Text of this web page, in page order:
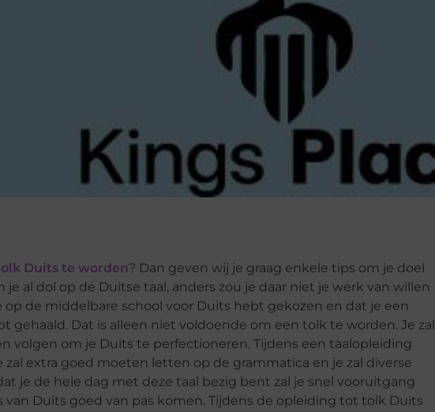
Duits te worden? Dan geven wij je graag enkele tips om je doel
al dol op de Duitse taal, anders zou je daar niet je werk van willen
op de middelbare school voor Duits hebt gekozen en dat je een
gehaald. Dat is alleen niet voldoende om een tolk te worden. Je zal
volgen om je Duits te perfectioneren. Tijdens een taalopleiding
zal extra goed moeten letten op de grammatica en je zal diverse
je de hele dag met deze taal bezig bent zal je snel vooruitgang
van Duits goed van pas komen. Tijdens de opleiding tot tolk Duits